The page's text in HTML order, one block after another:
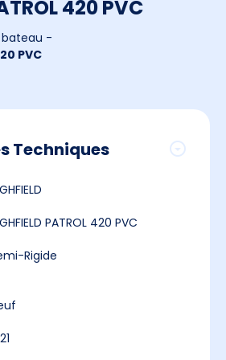
420 PVC
-
PVC
Techniques
PATROL 420 PVC
Rigide